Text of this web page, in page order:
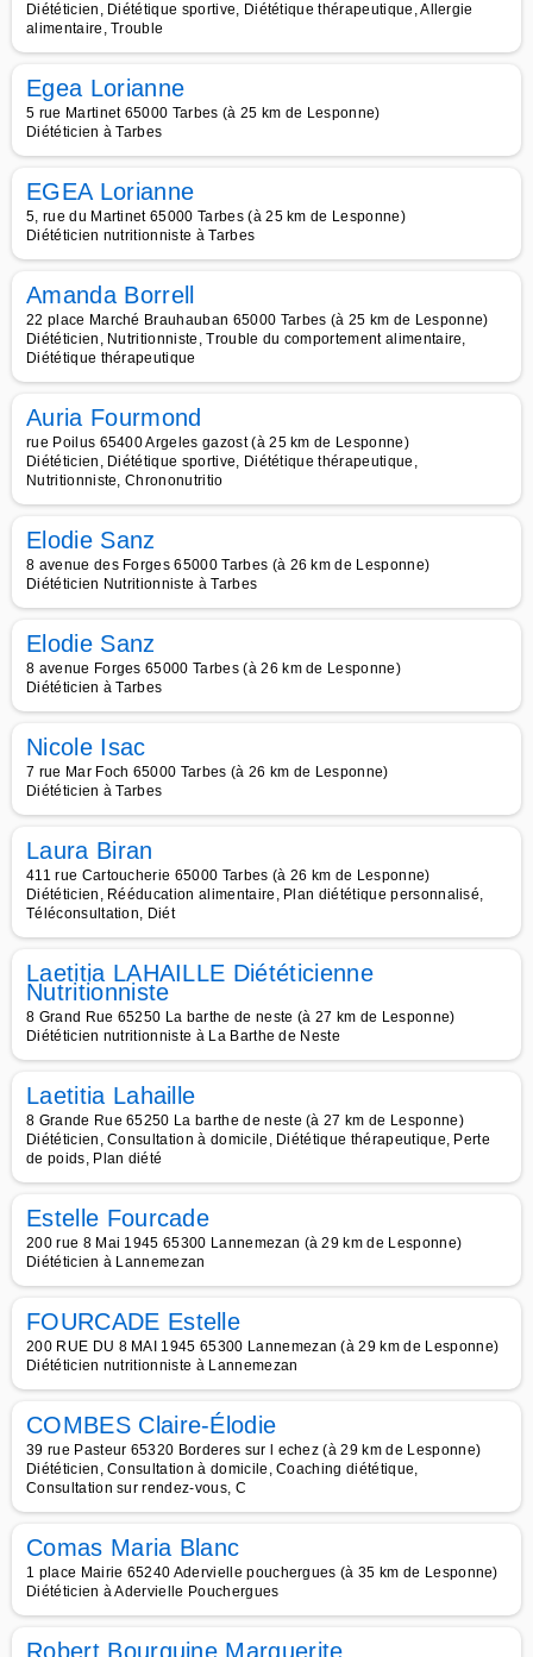
Diététicien, Diététique sportive, Diététique thérapeutique, Allergie
alimentaire, Trouble
Egea Lorianne
5 rue Martinet 65000 Tarbes (à 25 km de Lesponne)
Diététicien à Tarbes
EGEA Lorianne
5, rue du Martinet 65000 Tarbes (à 25 km de Lesponne)
Diététicien nutritionniste à Tarbes
Amanda Borrell
22 place Marché Brauhauban 65000 Tarbes (à 25 km de Lesponne)
Diététicien, Nutritionniste, Trouble du comportement alimentaire,
Diététique thérapeutique
Auria Fourmond
rue Poilus 65400 Argeles gazost (à 25 km de Lesponne)
Diététicien, Diététique sportive, Diététique thérapeutique,
Nutritionniste, Chrononutritio
Elodie Sanz
8 avenue des Forges 65000 Tarbes (à 26 km de Lesponne)
Diététicien Nutritionniste à Tarbes
Elodie Sanz
8 avenue Forges 65000 Tarbes (à 26 km de Lesponne)
Diététicien à Tarbes
Nicole Isac
7 rue Mar Foch 65000 Tarbes (à 26 km de Lesponne)
Diététicien à Tarbes
Laura Biran
411 rue Cartoucherie 65000 Tarbes (à 26 km de Lesponne)
Diététicien, Rééducation alimentaire, Plan diététique personnalisé,
Téléconsultation, Diét
Laetitia LAHAILLE Diététicienne
Nutritionniste
8 Grand Rue 65250 La barthe de neste (à 27 km de Lesponne)
Diététicien nutritionniste à La Barthe de Neste
Laetitia Lahaille
8 Grande Rue 65250 La barthe de neste (à 27 km de Lesponne)
Diététicien, Consultation à domicile, Diététique thérapeutique, Perte
de poids, Plan diété
Estelle Fourcade
200 rue 8 Mai 1945 65300 Lannemezan (à 29 km de Lesponne)
Diététicien à Lannemezan
FOURCADE Estelle
200 RUE DU 8 MAI 1945 65300 Lannemezan (à 29 km de Lesponne)
Diététicien nutritionniste à Lannemezan
COMBES Claire-Élodie
39 rue Pasteur 65320 Borderes sur l echez (à 29 km de Lesponne)
Diététicien, Consultation à domicile, Coaching diététique,
Consultation sur rendez-vous, C
Comas Maria Blanc
1 place Mairie 65240 Adervielle pouchergues (à 35 km de Lesponne)
Diététicien à Adervielle Pouchergues
Robert Bourguine Marguerite